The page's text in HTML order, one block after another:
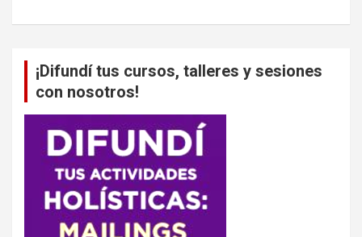
¡Difundí tus cursos, talleres y sesiones
con nosotros!